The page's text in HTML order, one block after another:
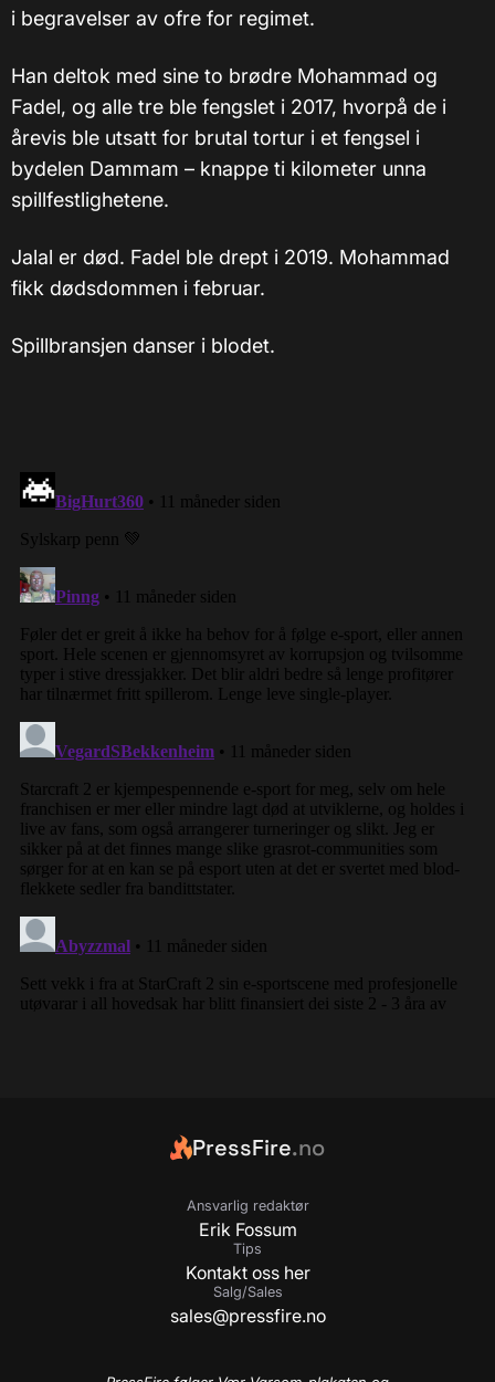
i begravelser av ofre for regimet.
Han deltok med sine to brødre Mohammad og
Fadel, og alle tre ble fengslet i 2017, hvorpå de i
årevis ble utsatt for brutal tortur i et fengsel i
bydelen Dammam – knappe ti kilometer unna
spillfestlighetene.
Jalal er død. Fadel ble drept i 2019. Mohammad
fikk dødsdommen i februar.
Spillbransjen danser i blodet.
PressFire.no
Ansvarlig redaktør
Erik Fossum
Tips
Kontakt oss her
Salg/Sales
sales@pressfire.no